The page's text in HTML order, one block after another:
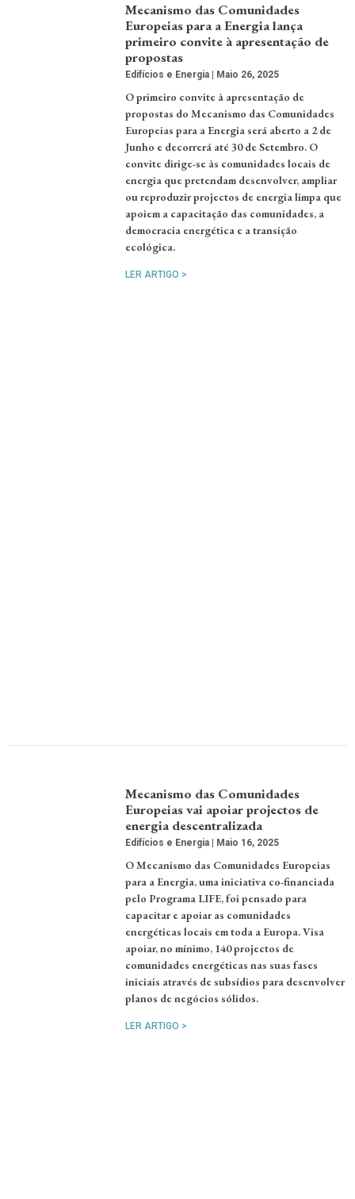
Mecanismo das Comunidades
Europeias para a Energia lança
primeiro convite à apresentação de
propostas
Edifícios e Energia Maio 26, 2025
O primeiro convite à apresentação de
propostas do Mecanismo das Comunidades
Europeias para a Energia será aberto a 2 de
Junho e decorrerá até 30 de Setembro. O
convite dirige-se às comunidades locais de
energia que pretendam desenvolver, ampliar
ou reproduzir projectos de energia limpa que
apoiem a capacitação das comunidades, a
democracia energética e a transição
ecológica.
LER ARTIGO >
Mecanismo das Comunidades
Europeias vai apoiar projectos de
energia descentralizada
Edifícios e Energia Maio 16, 2025
O Mecanismo das Comunidades Europeias
para a Energia, uma iniciativa co-financiada
pelo Programa LIFE, foi pensado para
capacitar e apoiar as comunidades
energéticas locais em toda a Europa. Visa
apoiar, no mínimo, 140 projectos de
comunidades energéticas nas suas fases
iniciais através de subsídios para desenvolver
planos de negócios sólidos.
LER ARTIGO >